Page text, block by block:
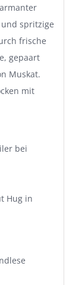
spritzige
frische
gepaart
Muskat.
mit